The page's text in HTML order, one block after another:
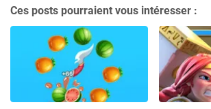
Ces posts pourraient vous intéresser :